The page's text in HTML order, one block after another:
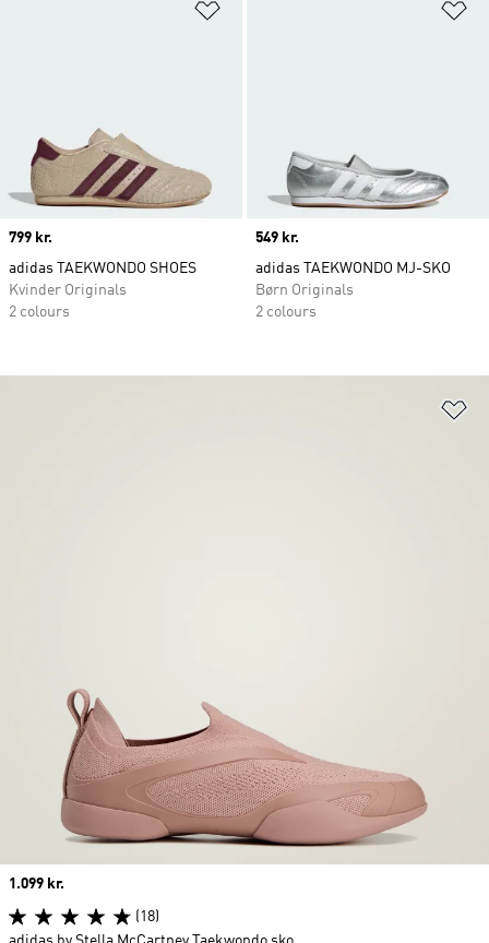
Price
799 kr.
adidas TAEKWONDO SHOES
Kvinder Originals
2 colours
Price
549 kr.
adidas TAEKWONDO MJ-SKO
Børn Originals
2 colours
Price
1.099 kr.
(18)